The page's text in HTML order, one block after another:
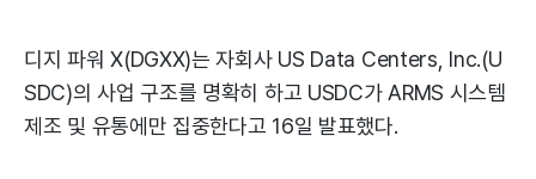
디지 파워 X(DGXX)는 자회사 US Data Centers, Inc.(U
SDC)의 사업 구조를 명확히 하고 USDC가 ARMS 시스템
제조 및 유통에만 집중한다고 16일 발표했다.